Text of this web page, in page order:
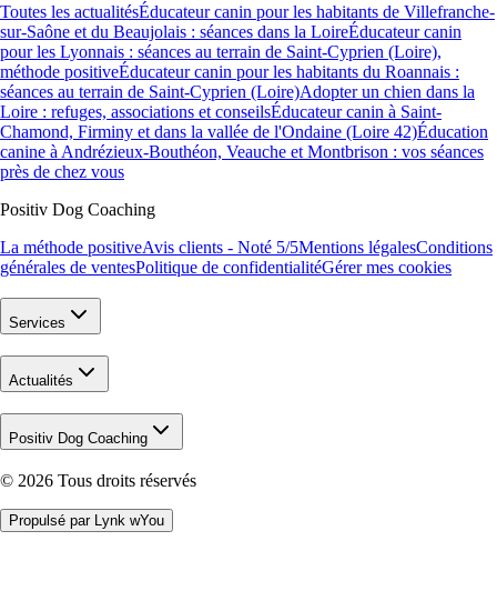
Toutes les actualitésÉducateur canin pour les habitants de Villefranche-
sur-Saône et du Beaujolais : séances dans la LoireÉducateur canin
pour les Lyonnais : séances au terrain de Saint-Cyprien (Loire),
méthode positiveÉducateur canin pour les habitants du Roannais :
séances au terrain de Saint-Cyprien (Loire)Adopter un chien dans la
Loire : refuges, associations et conseilsÉducateur canin à Saint-
Chamond, Firminy et dans la vallée de l'Ondaine (Loire 42)Éducation
canine à Andrézieux-Bouthéon, Veauche et Montbrison : vos séances
près de chez vous
Positiv Dog Coaching
La méthode positiveAvis clients - Noté 5/5Mentions légalesConditions
générales de ventesPolitique de confidentialitéGérer mes cookies
Services
Actualités
Positiv Dog Coaching
© 2026 Tous droits réservés
Propulsé par Lynk wYou